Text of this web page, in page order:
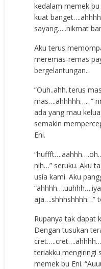
kedalam memek
kuat
sayang…..nikmat
Aku terus
meremas-remas
bergelantungan..
”Ouh..ahh..terus
mas….ahhhhh….. “
ada yang mau
semakin
Eni.
nih…” seruku. Aku
usia kami. Aku
aja….shhhshhhh…”
Rupanya tak dapat
Dengan tusukan
teriakku mengiringi
memek bu Eni.